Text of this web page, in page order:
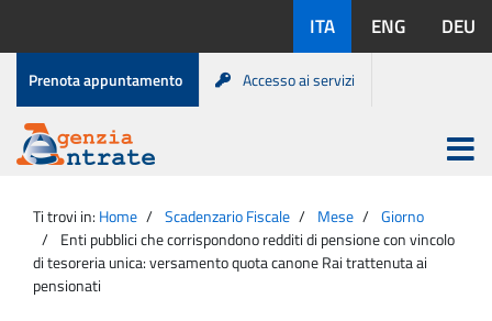
contenuto
disponibili:
ITA ENG DEU
Menu
di
servizio
Prenota appuntamento Accesso ai servizi
Agenzia
Entrate
Apri
menu
principale
Ti trovi in: Home Scadenzario Fiscale Mese
Giorno
Enti pubblici che corrispondono redditi di pensione con vincolo
di tesoreria unica: versamento quota canone Rai trattenuta ai
pensionati